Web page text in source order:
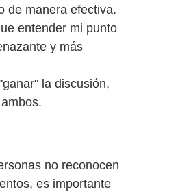
de manera efectiva.
entender mi punto
y más
la discusión,
no reconocen
es importante